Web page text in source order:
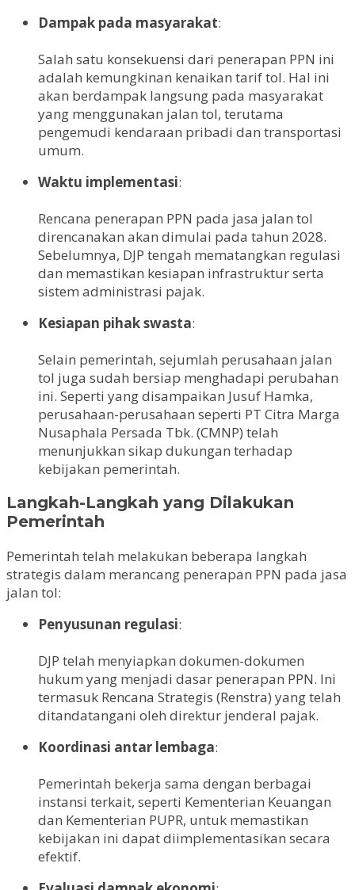
Dampak pada masyarakat:
Salah satu konsekuensi dari penerapan PPN ini
adalah kemungkinan kenaikan tarif tol. Hal ini
akan berdampak langsung pada masyarakat
yang menggunakan jalan tol, terutama
pengemudi kendaraan pribadi dan transportasi
umum.
Waktu implementasi:
Rencana penerapan PPN pada jasa jalan tol
direncanakan akan dimulai pada tahun 2028.
Sebelumnya, DJP tengah mematangkan regulasi
dan memastikan kesiapan infrastruktur serta
sistem administrasi pajak.
Kesiapan pihak swasta:
Selain pemerintah, sejumlah perusahaan jalan
tol juga sudah bersiap menghadapi perubahan
ini. Seperti yang disampaikan Jusuf Hamka,
perusahaan-perusahaan seperti PT Citra Marga
Nusaphala Persada Tbk. (CMNP) telah
menunjukkan sikap dukungan terhadap
kebijakan pemerintah.
Langkah-Langkah yang Dilakukan
Pemerintah
Pemerintah telah melakukan beberapa langkah
strategis dalam merancang penerapan PPN pada jasa
jalan tol:
Penyusunan regulasi:
DJP telah menyiapkan dokumen-dokumen
hukum yang menjadi dasar penerapan PPN. Ini
termasuk Rencana Strategis (Renstra) yang telah
ditandatangani oleh direktur jenderal pajak.
Koordinasi antar lembaga:
Pemerintah bekerja sama dengan berbagai
instansi terkait, seperti Kementerian Keuangan
dan Kementerian PUPR, untuk memastikan
kebijakan ini dapat diimplementasikan secara
efektif.